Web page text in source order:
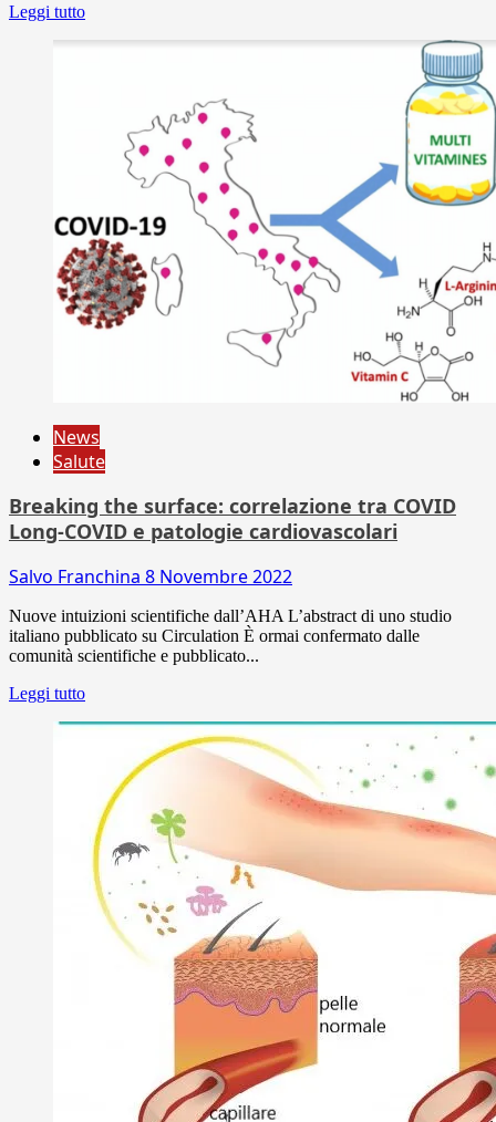
Leggi tutto
News
Salute
Breaking the surface: correlazione tra COVID
Long-COVID e patologie cardiovascolari
Salvo Franchina 8 Novembre 2022
Nuove intuizioni scientifiche dall’AHA L’abstract di uno studio
italiano pubblicato su Circulation È ormai confermato dalle
comunità scientifiche e pubblicato...
Leggi tutto